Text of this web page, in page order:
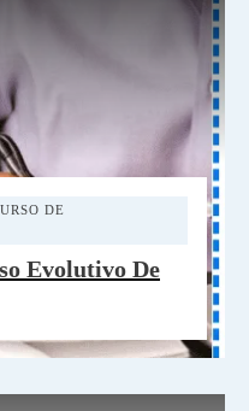
DE
Evolutivo De